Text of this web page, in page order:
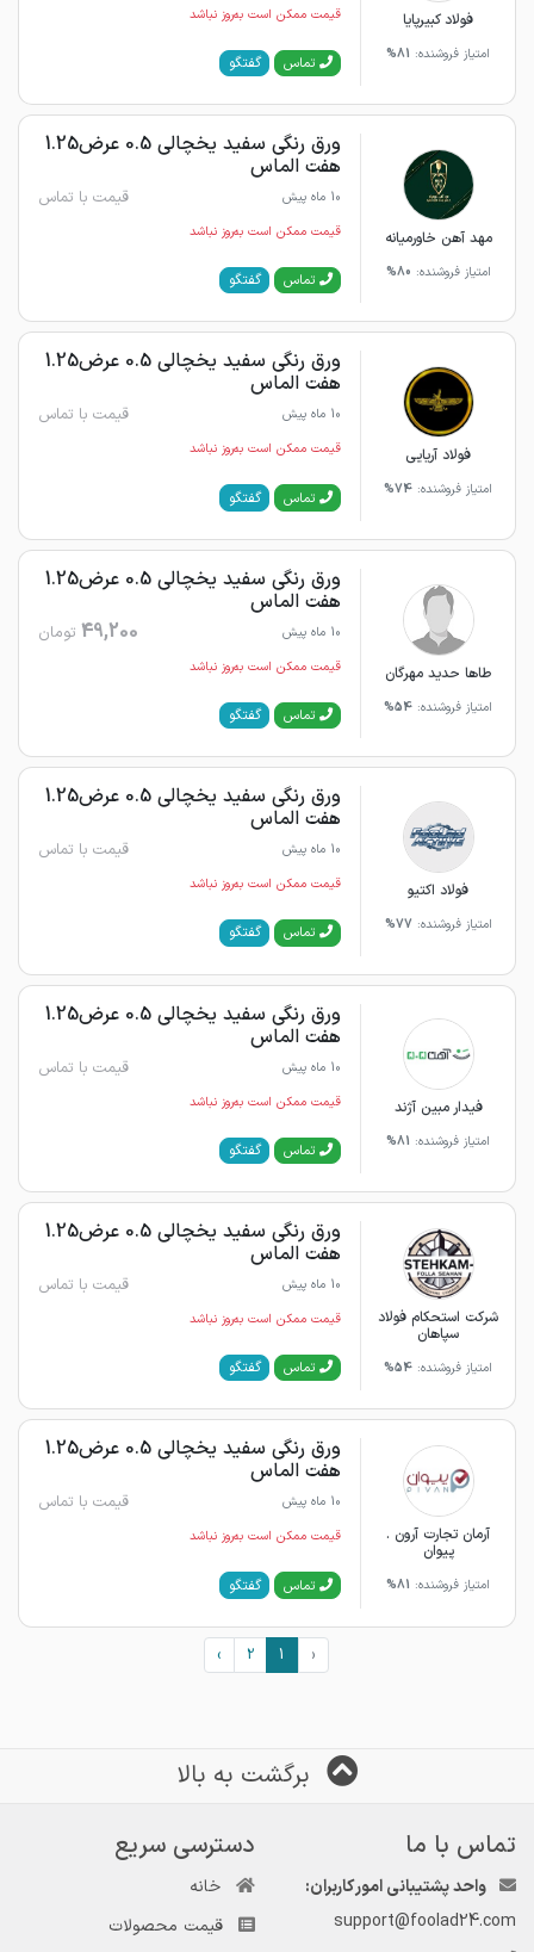
فولاد کبیرپایا
امتیاز فروشنده: 81%
قیمت ممکن است به‌روز نباشد
تماس گفتگو
مهد آهن خاورمیانه
امتیاز فروشنده: 80%
ورق رنگی سفید یخچالی 0.5 عرض1.25
هفت الماس
10 ماه پیش قیمت با تماس
قیمت ممکن است به‌روز نباشد
تماس گفتگو
فولاد آریایی
امتیاز فروشنده: 74%
ورق رنگی سفید یخچالی 0.5 عرض1.25
هفت الماس
10 ماه پیش قیمت با تماس
قیمت ممکن است به‌روز نباشد
تماس گفتگو
طاها حدید مهرگان
امتیاز فروشنده: 54%
ورق رنگی سفید یخچالی 0.5 عرض1.25
هفت الماس
10 ماه پیش 49,200 تومان
قیمت ممکن است به‌روز نباشد
تماس گفتگو
فولاد اکتیو
امتیاز فروشنده: 77%
ورق رنگی سفید یخچالی 0.5 عرض1.25
هفت الماس
10 ماه پیش قیمت با تماس
قیمت ممکن است به‌روز نباشد
تماس گفتگو
فیدار مبین آژند
امتیاز فروشنده: 81%
ورق رنگی سفید یخچالی 0.5 عرض1.25
هفت الماس
10 ماه پیش قیمت با تماس
قیمت ممکن است به‌روز نباشد
تماس گفتگو
شرکت استحکام فولاد
سپاهان
امتیاز فروشنده: 54%
ورق رنگی سفید یخچالی 0.5 عرض1.25
هفت الماس
10 ماه پیش قیمت با تماس
قیمت ممکن است به‌روز نباشد
تماس گفتگو
آرمان تجارت آرون .
پیوان
امتیاز فروشنده: 81%
ورق رنگی سفید یخچالی 0.5 عرض1.25
هفت الماس
10 ماه پیش قیمت با تماس
قیمت ممکن است به‌روز نباشد
تماس گفتگو
‹
1
2
›
برگشت به بالا
تماس با ما
واحد پشتیبانی امور کاربران:
support@foolad24.com
دسترسی سریع
خانه
قیمت محصولات